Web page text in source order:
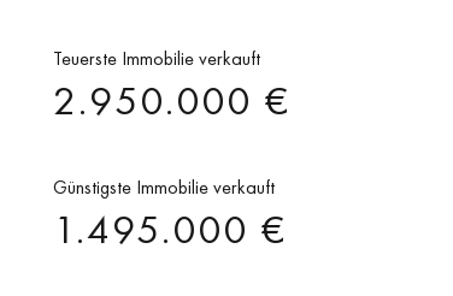
Teuerste Immobilie verkauft
2.950.000 €
Günstigste Immobilie verkauft
1.495.000 €